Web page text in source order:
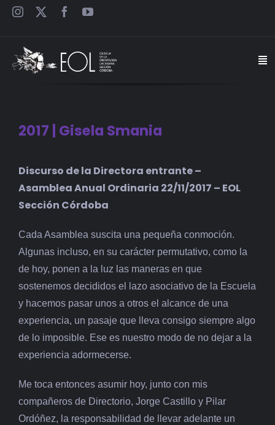
Saltar
RED EOL
CONTACTO
2017 | Gisela Smania
Discurso de la Directora entrante –
Asamblea Anual Ordinaria 22/11/2017 – EOL
Sección Córdoba
Cada Asamblea suscita una pequeña conmoción.
Algunas incluso, en su carácter permutativo, como la
de hoy, ponen a la luz las maneras en que
sostenemos decididos el lazo asociativo de la Escuela
y hacemos pasar unos a otros el alcance de una
experiencia, un pasaje que lleva consigo siempre algo
de lo imposible. Ese es nuestro modo de no dejar a la
experiencia adormecerse.
Me toca entonces asumir hoy, junto con mis
compañeros de Directorio, Jorge Castillo y Pilar
Ordóñez, la responsabilidad de llevar adelante un